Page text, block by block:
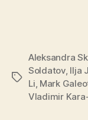
Avainsanat
Aleksandra
Soldatov, Ilja
Li, Mark
Vladimir